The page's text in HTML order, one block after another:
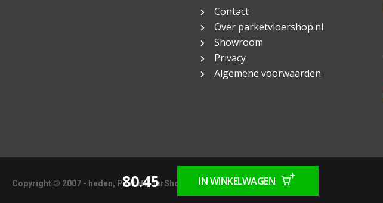
Contact
Over parketvloershop.nl
Showroom
Privacy
Algemene voorwaarden
Copyright © 2007 - heden, ParketvloerShop.nl Dronrijp
80.45 IN WINKELWAGEN